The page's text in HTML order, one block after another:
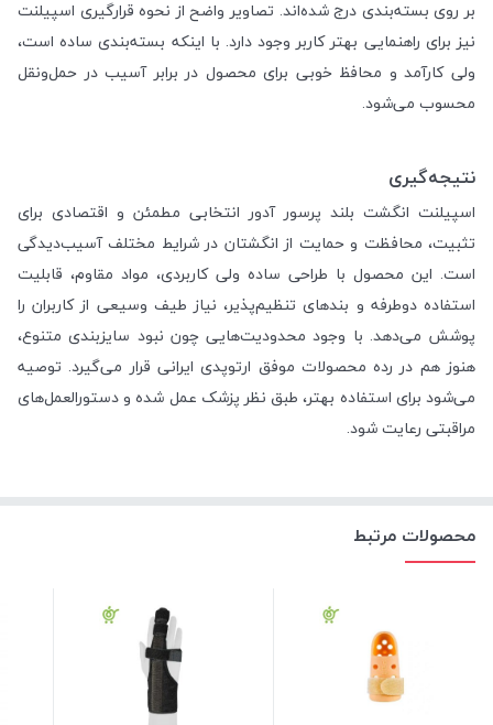
بر روی بسته‌بندی درج شده‌اند. تصاویر واضح از نحوه قرارگیری اسپیلنت
نیز برای راهنمایی بهتر کاربر وجود دارد. با اینکه بسته‌بندی ساده است،
ولی کارآمد و محافظ خوبی برای محصول در برابر آسیب در حمل‌ونقل
محسوب می‌شود.
نتیجه‌گیری
اسپیلنت انگشت بلند پرسور آدور انتخابی مطمئن و اقتصادی برای
تثبیت، محافظت و حمایت از انگشتان در شرایط مختلف آسیب‌دیدگی
است. این محصول با طراحی ساده ولی کاربردی، مواد مقاوم، قابلیت
استفاده دوطرفه و بندهای تنظیم‌پذیر، نیاز طیف وسیعی از کاربران را
پوشش می‌دهد. با وجود محدودیت‌هایی چون نبود سایزبندی متنوع،
هنوز هم در رده محصولات موفق ارتوپدی ایرانی قرار می‌گیرد. توصیه
می‌شود برای استفاده بهتر، طبق نظر پزشک عمل شده و دستورالعمل‌های
مراقبتی رعایت شود.
محصولات مرتبط